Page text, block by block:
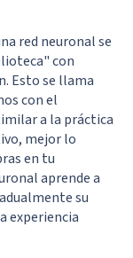
red neuronal se
con
Esto se llama
con el
a la práctica
mejor lo
en tu
aprende a
su
experiencia